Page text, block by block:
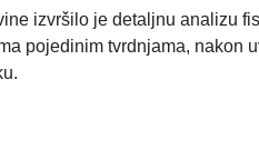
izvršilo je detaljnu analizu
pojedinim tvrdnjama, nakon